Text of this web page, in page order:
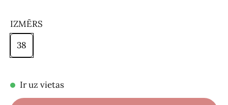
IZMĒRS
38
Ir uz vietas